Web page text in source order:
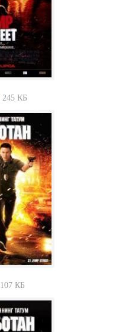
245 КБ
107 КБ